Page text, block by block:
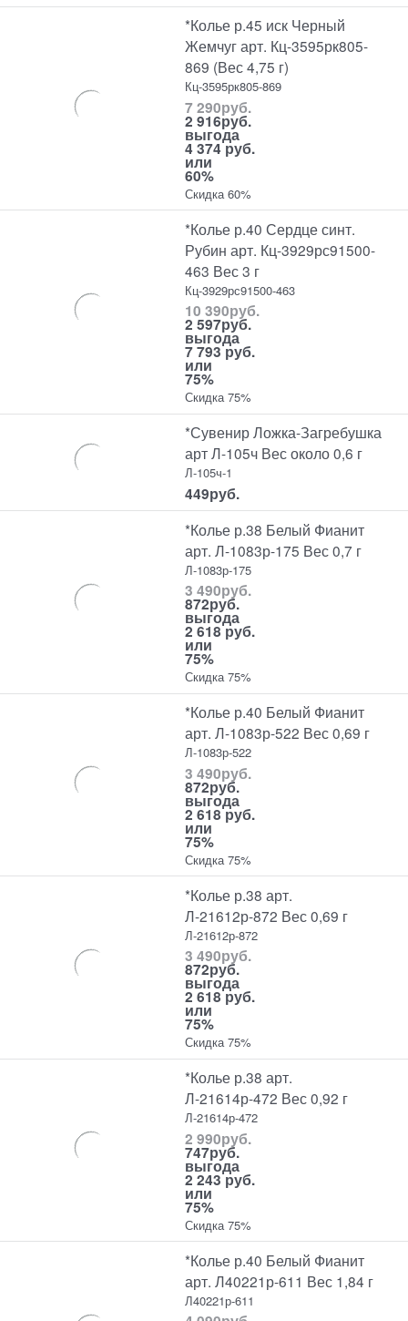
*Колье р.45 иск Черный
Жемчуг арт. Кц-3595рк805-
869 (Вес 4,75 г)
Кц-3595рк805-869
7 290руб.
2 916руб.
выгода
4 374 руб.
или
60%
Скидка 60%
*Колье р.40 Сердце синт.
Рубин арт. Кц-3929рс91500-
463 Вес 3 г
Кц-3929рс91500-463
10 390руб.
2 597руб.
выгода
7 793 руб.
или
75%
Скидка 75%
*Сувенир Ложка-Загребушка
арт Л-105ч Вес около 0,6 г
Л-105ч-1
449руб.
*Колье р.38 Белый Фианит
арт. Л-1083р-175 Вес 0,7 г
Л-1083р-175
3 490руб.
872руб.
выгода
2 618 руб.
или
75%
Скидка 75%
*Колье р.40 Белый Фианит
арт. Л-1083р-522 Вес 0,69 г
Л-1083р-522
3 490руб.
872руб.
выгода
2 618 руб.
или
75%
Скидка 75%
*Колье р.38 арт.
Л-21612р-872 Вес 0,69 г
Л-21612р-872
3 490руб.
872руб.
выгода
2 618 руб.
или
75%
Скидка 75%
*Колье р.38 арт.
Л-21614р-472 Вес 0,92 г
Л-21614р-472
2 990руб.
747руб.
выгода
2 243 руб.
или
75%
Скидка 75%
*Колье р.40 Белый Фианит
арт. Л40221р-611 Вес 1,84 г
Л40221р-611